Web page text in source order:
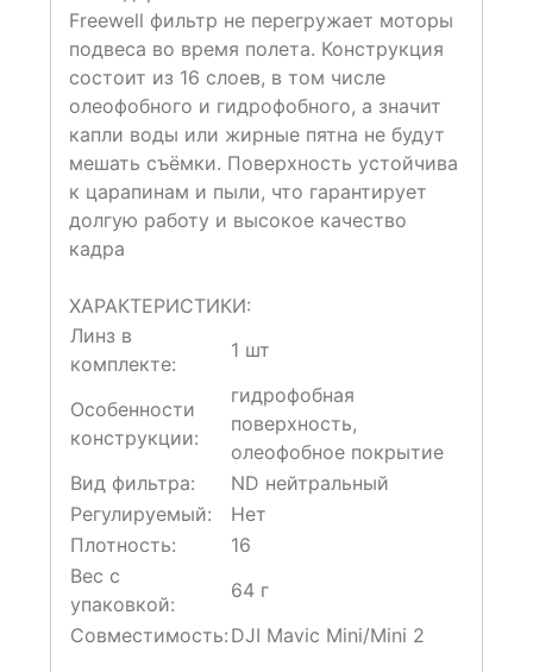
Freewell фильтр не перегружает моторы
подвеса во время полета. Конструкция
состоит из 16 слоев, в том числе
олеофобного и гидрофобного, а значит
капли воды или жирные пятна не будут
мешать съёмки. Поверхность устойчива
к царапинам и пыли, что гарантирует
долгую работу и высокое качество
кадра
ХАРАКТЕРИСТИКИ:
Линз в
комплекте:
1 шт
Особенности
конструкции:
гидрофобная
поверхность,
олеофобное покрытие
Вид фильтра:
ND нейтральный
Регулируемый:
Нет
Плотность:
16
Вес с
упаковкой:
64 г
Совместимость: DJI Mavic Mini/Mini 2